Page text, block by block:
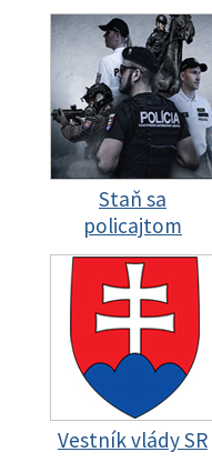
Staň sa
policajtom
Vestník vlády SR